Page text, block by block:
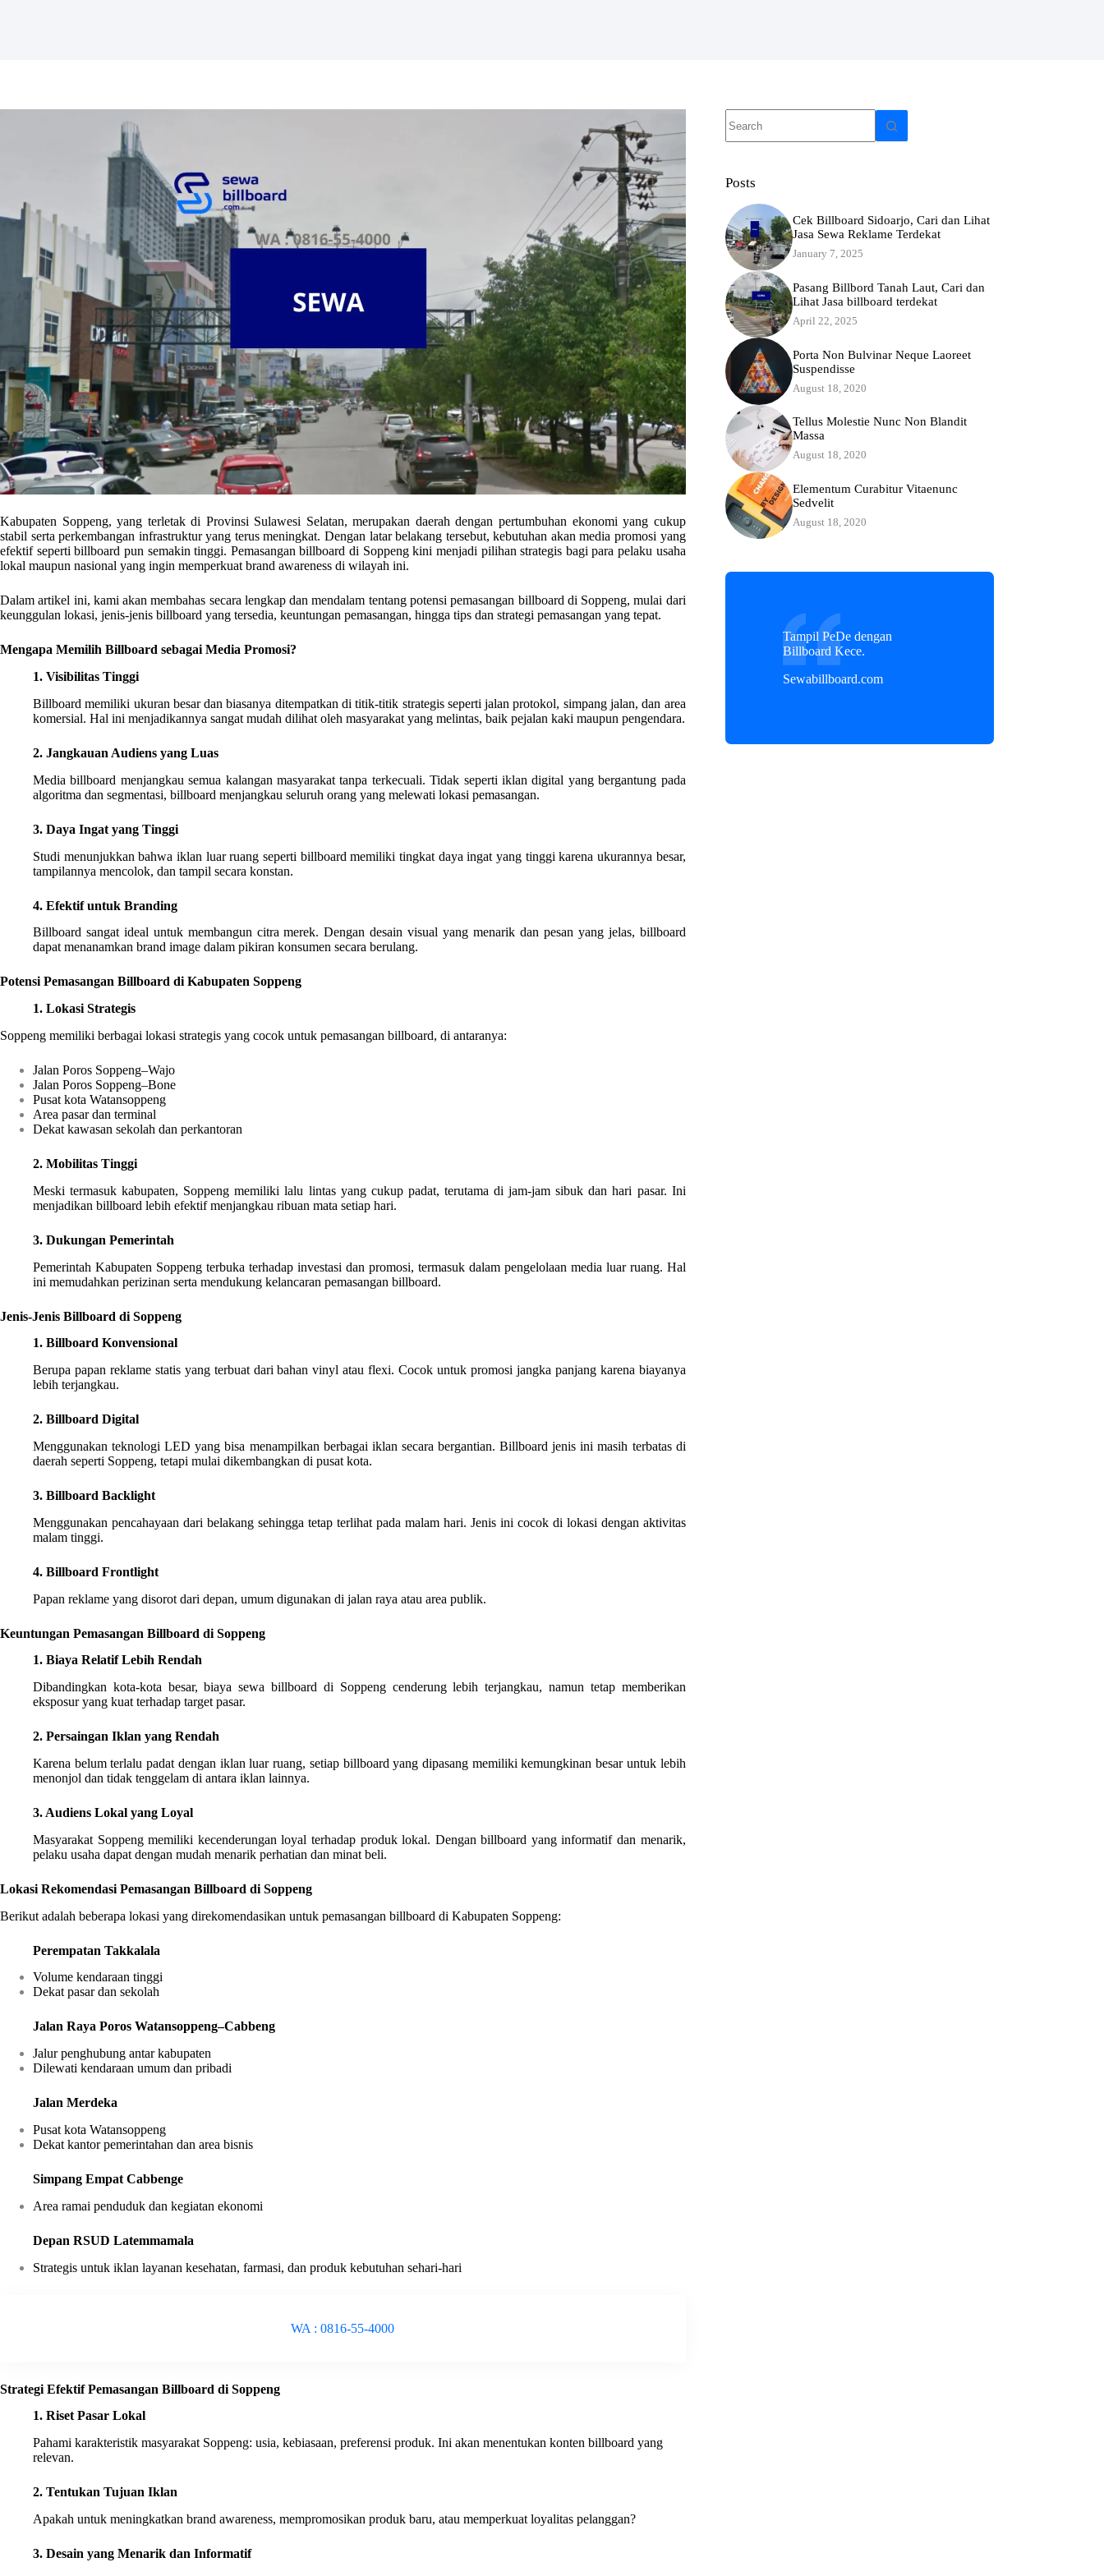
Kabupaten Soppeng, yang terletak di Provinsi Sulawesi Selatan, merupakan daerah dengan pertumbuhan ekonomi yang cukup
stabil serta perkembangan infrastruktur yang terus meningkat. Dengan latar belakang tersebut, kebutuhan akan media promosi yang
efektif seperti billboard pun semakin tinggi. Pemasangan billboard di Soppeng kini menjadi pilihan strategis bagi para pelaku usaha
lokal maupun nasional yang ingin memperkuat brand awareness di wilayah ini.
Dalam artikel ini, kami akan membahas secara lengkap dan mendalam tentang potensi pemasangan billboard di Soppeng, mulai dari
keunggulan lokasi, jenis-jenis billboard yang tersedia, keuntungan pemasangan, hingga tips dan strategi pemasangan yang tepat.
Mengapa Memilih Billboard sebagai Media Promosi?
1. Visibilitas Tinggi
Billboard memiliki ukuran besar dan biasanya ditempatkan di titik-titik strategis seperti jalan protokol, simpang jalan, dan area
komersial. Hal ini menjadikannya sangat mudah dilihat oleh masyarakat yang melintas, baik pejalan kaki maupun pengendara.
2. Jangkauan Audiens yang Luas
Media billboard menjangkau semua kalangan masyarakat tanpa terkecuali. Tidak seperti iklan digital yang bergantung pada
algoritma dan segmentasi, billboard menjangkau seluruh orang yang melewati lokasi pemasangan.
3. Daya Ingat yang Tinggi
Studi menunjukkan bahwa iklan luar ruang seperti billboard memiliki tingkat daya ingat yang tinggi karena ukurannya besar,
tampilannya mencolok, dan tampil secara konstan.
4. Efektif untuk Branding
Billboard sangat ideal untuk membangun citra merek. Dengan desain visual yang menarik dan pesan yang jelas, billboard
dapat menanamkan brand image dalam pikiran konsumen secara berulang.
Potensi Pemasangan Billboard di Kabupaten Soppeng
1. Lokasi Strategis
Soppeng memiliki berbagai lokasi strategis yang cocok untuk pemasangan billboard, di antaranya:
Jalan Poros Soppeng–Wajo
Jalan Poros Soppeng–Bone
Pusat kota Watansoppeng
Area pasar dan terminal
Dekat kawasan sekolah dan perkantoran
2. Mobilitas Tinggi
Meski termasuk kabupaten, Soppeng memiliki lalu lintas yang cukup padat, terutama di jam-jam sibuk dan hari pasar. Ini
menjadikan billboard lebih efektif menjangkau ribuan mata setiap hari.
3. Dukungan Pemerintah
Pemerintah Kabupaten Soppeng terbuka terhadap investasi dan promosi, termasuk dalam pengelolaan media luar ruang. Hal
ini memudahkan perizinan serta mendukung kelancaran pemasangan billboard.
Jenis-Jenis Billboard di Soppeng
1. Billboard Konvensional
Berupa papan reklame statis yang terbuat dari bahan vinyl atau flexi. Cocok untuk promosi jangka panjang karena biayanya
lebih terjangkau.
2. Billboard Digital
Menggunakan teknologi LED yang bisa menampilkan berbagai iklan secara bergantian. Billboard jenis ini masih terbatas di
daerah seperti Soppeng, tetapi mulai dikembangkan di pusat kota.
3. Billboard Backlight
Menggunakan pencahayaan dari belakang sehingga tetap terlihat pada malam hari. Jenis ini cocok di lokasi dengan aktivitas
malam tinggi.
4. Billboard Frontlight
Papan reklame yang disorot dari depan, umum digunakan di jalan raya atau area publik.
Keuntungan Pemasangan Billboard di Soppeng
1. Biaya Relatif Lebih Rendah
Dibandingkan kota-kota besar, biaya sewa billboard di Soppeng cenderung lebih terjangkau, namun tetap memberikan
eksposur yang kuat terhadap target pasar.
2. Persaingan Iklan yang Rendah
Karena belum terlalu padat dengan iklan luar ruang, setiap billboard yang dipasang memiliki kemungkinan besar untuk lebih
menonjol dan tidak tenggelam di antara iklan lainnya.
3. Audiens Lokal yang Loyal
Masyarakat Soppeng memiliki kecenderungan loyal terhadap produk lokal. Dengan billboard yang informatif dan menarik,
pelaku usaha dapat dengan mudah menarik perhatian dan minat beli.
Lokasi Rekomendasi Pemasangan Billboard di Soppeng
Berikut adalah beberapa lokasi yang direkomendasikan untuk pemasangan billboard di Kabupaten Soppeng:
Perempatan Takkalala
Volume kendaraan tinggi
Dekat pasar dan sekolah
Jalan Raya Poros Watansoppeng–Cabbeng
Jalur penghubung antar kabupaten
Dilewati kendaraan umum dan pribadi
Jalan Merdeka
Pusat kota Watansoppeng
Dekat kantor pemerintahan dan area bisnis
Simpang Empat Cabbenge
Area ramai penduduk dan kegiatan ekonomi
Depan RSUD Latemmamala
Strategis untuk iklan layanan kesehatan, farmasi, dan produk kebutuhan sehari-hari
WA : 0816-55-4000
Strategi Efektif Pemasangan Billboard di Soppeng
1. Riset Pasar Lokal
Pahami karakteristik masyarakat Soppeng: usia, kebiasaan, preferensi produk. Ini akan menentukan konten billboard yang
relevan.
2. Tentukan Tujuan Iklan
Apakah untuk meningkatkan brand awareness, mempromosikan produk baru, atau memperkuat loyalitas pelanggan?
3. Desain yang Menarik dan Informatif
results
Posts
Cek Billboard Sidoarjo, Cari dan Lihat
Jasa Sewa Reklame Terdekat
January 7, 2025
Pasang Billbord Tanah Laut, Cari dan
Lihat Jasa billboard terdekat
April 22, 2025
Porta Non Bulvinar Neque Laoreet
Suspendisse
August 18, 2020
Tellus Molestie Nunc Non Blandit
Massa
August 18, 2020
Elementum Curabitur Vitaenunc
Sedvelit
August 18, 2020
Tampil PeDe dengan
Billboard Kece.
Sewabillboard.com